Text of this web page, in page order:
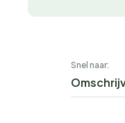
Snel naar: